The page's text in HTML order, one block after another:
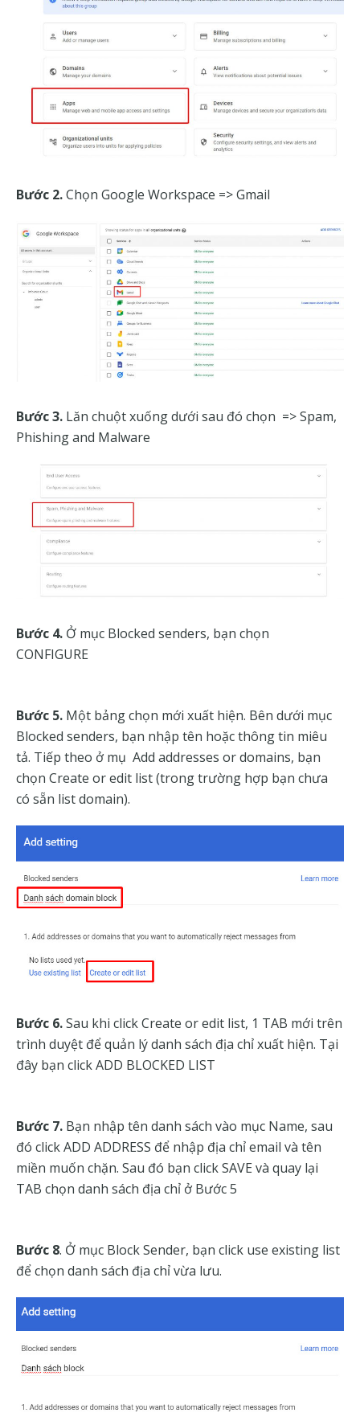
Bước 2.Chọn Google Workspace => Gmail
Bước 3. Lăn chuột xuống dưới sau đó chọn => Spam,
Phishing and Malware
Bước 4. Ở mục Blocked senders, bạn chọn
CONFIGURE
Bước 5. Một bảng chọn mới xuất hiện. Bên dưới mục
Blocked senders, bạn nhập tên hoặc thông tin miêu
tả. Tiếp theo ở mụ Add addresses or domains, bạn
chọn Create or edit list (trong trường hợp bạn chưa
có sẵn list domain).
Bước 6.Sau khi click Create or edit list, 1 TAB mới trên
trình duyệt để quản lý danh sách địa chỉ xuất hiện. Tại
đây bạn click ADD BLOCKED LIST
Bước 7. Bạn nhập tên danh sách vào mục Name, sau
đó click ADD ADDRESS để nhập địa chỉ email và tên
miền muốn chặn. Sau đó bạn click SAVE và quay lại
TAB chọn danh sách địa chỉ ở Bước 5
Bước 8. Ở mục Block Sender, bạn click use existing list
để chọn danh sách địa chỉ vừa lưu.